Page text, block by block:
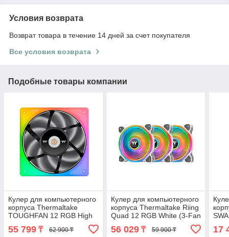
Условия возврата
Возврат товара в течение 14 дней за счет покупателя
Все условия возврата
Подобные товары компании
Кулер для компьютерного
корпуса Thermaltake
TOUGHFAN 12 RGB High
Static Pressure Radiator
Fan 2-009050
55 799 ₸ 62 900 ₸
Кулер для компьютерного
корпуса Thermaltake Riing
Quad 12 RGB White (3-Fan
Pack) 2-009545 CL-F100-
PL12SW-A
56 029₸ 59 900 ₸ 17